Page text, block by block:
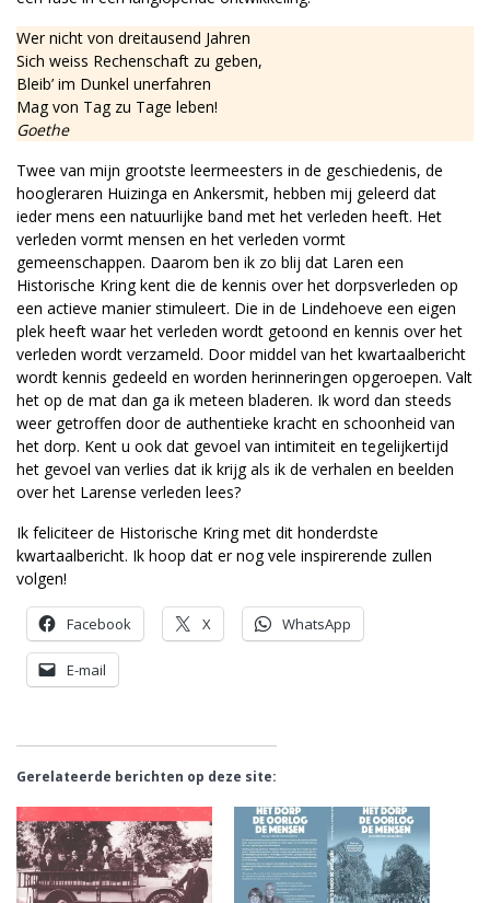
Wer nicht von dreitausend Jahren
Sich weiss Rechenschaft zu geben,
Bleib’ im Dunkel unerfahren
Mag von Tag zu Tage leben!
Goethe
Twee van mijn grootste leermeesters in de geschiedenis, de
hoogleraren Huizinga en Ankersmit, hebben mij geleerd dat
ieder mens een natuurlijke band met het verleden heeft. Het
verleden vormt mensen en het verleden vormt
gemeenschappen. Daarom ben ik zo blij dat Laren een
Historische Kring kent die de kennis over het dorpsverleden op
een actieve manier stimuleert. Die in de Lindehoeve een eigen
plek heeft waar het verleden wordt getoond en kennis over het
verleden wordt verzameld. Door middel van het kwartaalbericht
wordt kennis gedeeld en worden herinneringen opgeroepen. Valt
het op de mat dan ga ik meteen bladeren. Ik word dan steeds
weer getroffen door de authentieke kracht en schoonheid van
het dorp. Kent u ook dat gevoel van intimiteit en tegelijkertijd
het gevoel van verlies dat ik krijg als ik de verhalen en beelden
over het Larense verleden lees?
Ik feliciteer de Historische Kring met dit honderdste
kwartaalbericht. Ik hoop dat er nog vele inspirerende zullen
volgen!
Facebook X WhatsApp
E-mail
Gerelateerde berichten op deze site: